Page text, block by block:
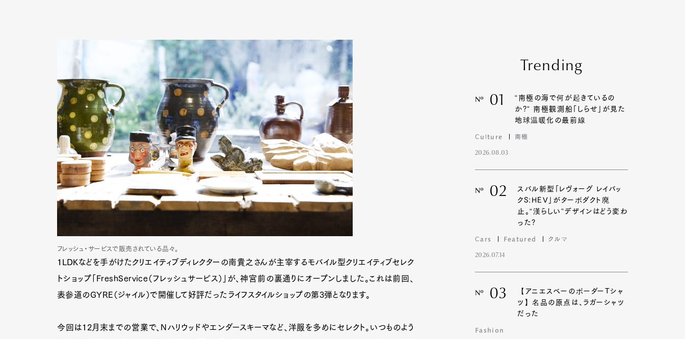
フレッシュ・サービスで販売されている品々。
１LDKなどを手がけたクリエイティブディレクターの南貴之さんが主宰するモバイル型クリエイティブセレク
トショップ「FreshService（フレッシュサービス）」が、神宮前の裏通りにオープンしました。これは前回、
表参道のGYRE（ジャイル）で開催して好評だったライフスタイルショップの第3弾となります。
今回は12月末までの営業で、Nハリウッドやエンダースキーマなど、洋服を多めにセレクト。いつものよう
Trending
Nº 01
“南極の海で何が起きているの
か?” 南極観測船「しらせ」が見た
地球温暖化の最前線
Culture 南極
2026.08.03
Nº 02
スバル新型「レヴォーグ レイバッ
クS:HEV」がターボダクト廃
止。“漢らしい”デザインはどう変わ
った?
Cars Featured クルマ
2026.07.14
Nº 03
【アニエスベーのボーダーTシャ
ツ】名品の原点は、ラガーシャツ
だった
Fashion